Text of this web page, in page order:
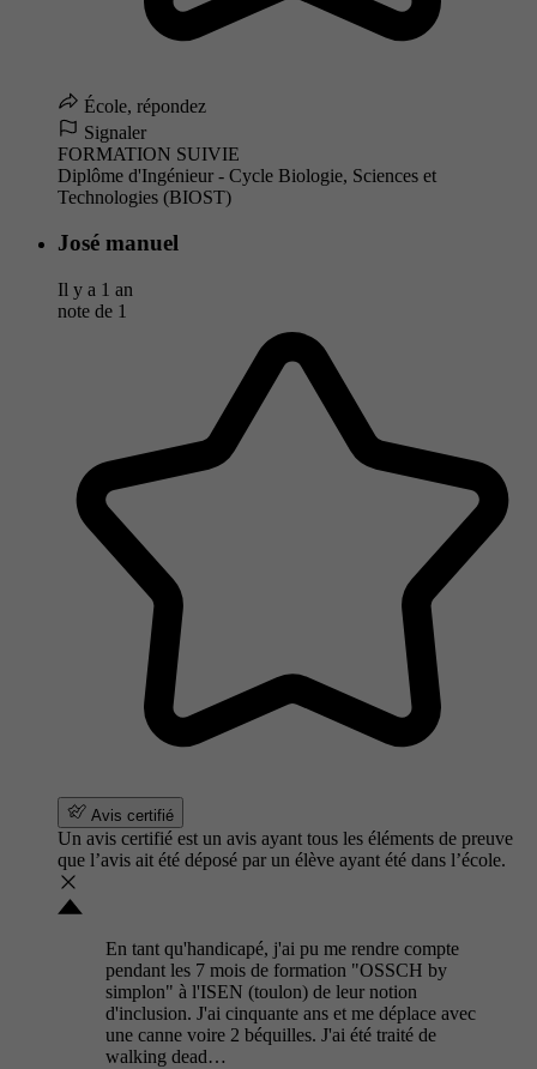
École, répondez
Signaler
FORMATION SUIVIE
Diplôme d'Ingénieur - Cycle Biologie, Sciences et
Technologies (BIOST)
José manuel
Il y a 1 an
note de 1
Avis certifié
Un avis certifié est un avis ayant tous les éléments de preuve
que l’avis ait été déposé par un élève ayant été dans l’école.
En tant qu'handicapé, j'ai pu me rendre compte
pendant les 7 mois de formation "OSSCH by
simplon" à l'ISEN (toulon) de leur notion
d'inclusion. J'ai cinquante ans et me déplace avec
une canne voire 2 béquilles. J'ai été traité de
walking dead…